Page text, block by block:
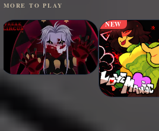
MORE TO PLAY
NEW